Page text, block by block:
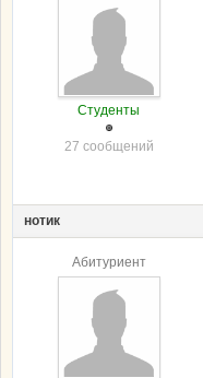
Студенты
27 сообщений
нотик
Абитуриент